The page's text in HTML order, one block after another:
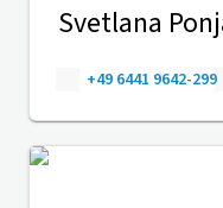
Svetlana
+49 6441 9642-299